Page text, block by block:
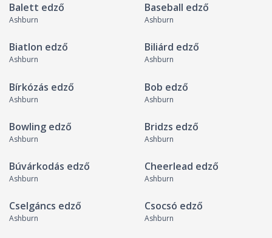
Balett edző
Ashburn
Baseball edző
Ashburn
Biatlon edző
Ashburn
Biliárd edző
Ashburn
Bírkózás edző
Ashburn
Bob edző
Ashburn
Bowling edző
Ashburn
Bridzs edző
Ashburn
Búvárkodás edző
Ashburn
Cheerlead edző
Ashburn
Cselgáncs edző
Ashburn
Csocsó edző
Ashburn